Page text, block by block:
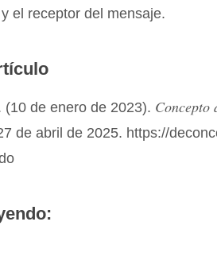
el receptor del mensaje.
(10 de enero de 2023). Concepto
de abril de 2025. https://